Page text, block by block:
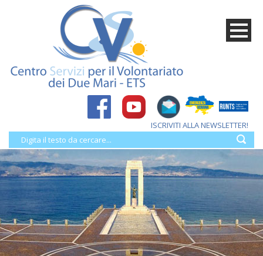
ISCRIVITI ALLA NEWSLETTER!